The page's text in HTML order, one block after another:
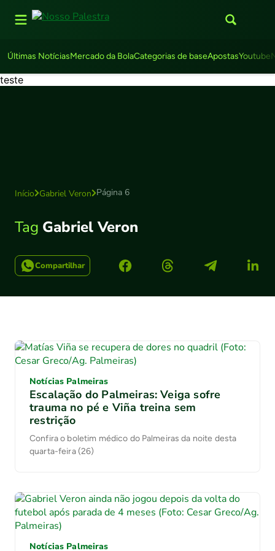
Últimas NotíciasMercado da BolaCategorias de baseApostasYoutube
teste
Início Gabriel Veron Página 6
Tag Gabriel Veron
Compartilhar
Notícias Palmeiras
Escalação do Palmeiras: Veiga sofre
trauma no pé e Viña treina sem
restrição
Confira o boletim médico do Palmeiras da noite desta
quarta-feira (26)
Notícias Palmeiras